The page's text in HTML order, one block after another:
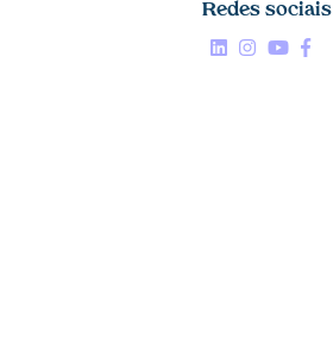
Redes sociais
Linkedin
  